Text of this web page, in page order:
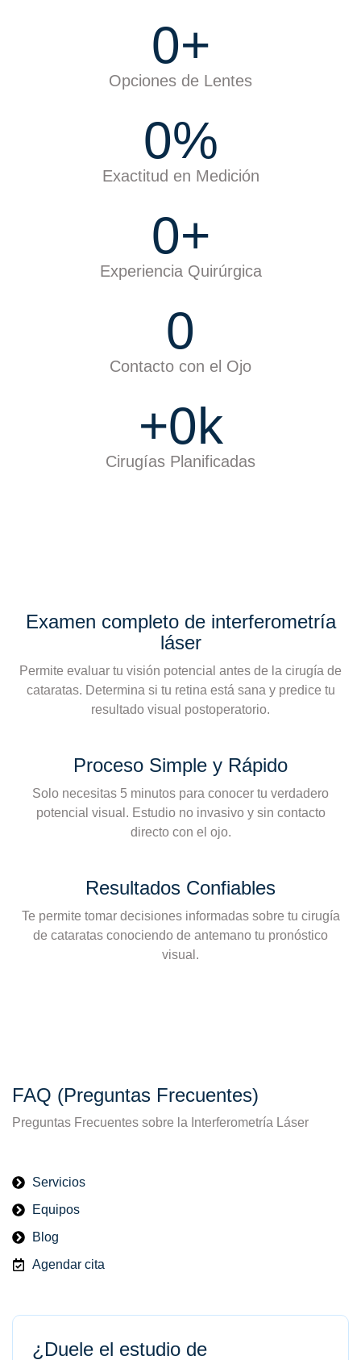
Opciones de Lentes
0+
Exactitud en Medición
0%
Experiencia Quirúrgica
0+
Contacto con el Ojo
0
Cirugías Planificadas
+0k
Examen completo de interferometría
láser
Permite evaluar tu visión potencial antes de la cirugía de
cataratas. Determina si tu retina está sana y predice tu
resultado visual postoperatorio.
Proceso Simple y Rápido
Solo necesitas 5 minutos para conocer tu verdadero
potencial visual. Estudio no invasivo y sin contacto
directo con el ojo.
Resultados Confiables
Te permite tomar decisiones informadas sobre tu cirugía
de cataratas conociendo de antemano tu pronóstico
visual.
FAQ (Preguntas Frecuentes)
Preguntas Frecuentes sobre la Interferometría Láser
Servicios
Equipos
Blog
Agendar cita
¿Duele el estudio de